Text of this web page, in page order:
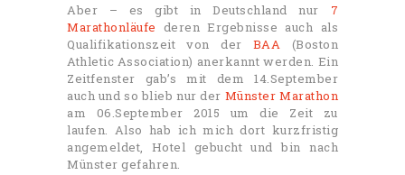
Aber – es gibt in Deutschland nur 7
Marathonläufe deren Ergebnisse auch als
Qualifikationszeit von der BAA (Boston
Athletic Association) anerkannt werden. Ein
Zeitfenster gab’s mit dem 14.September
auch und so blieb nur der Münster Marathon
am 06.September 2015 um die Zeit zu
laufen. Also hab ich mich dort kurzfristig
angemeldet, Hotel gebucht und bin nach
Münster gefahren.